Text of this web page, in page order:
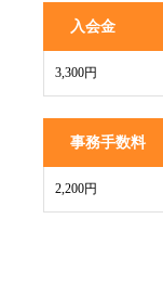
入会金
3,300円
事務手数料
2,200円